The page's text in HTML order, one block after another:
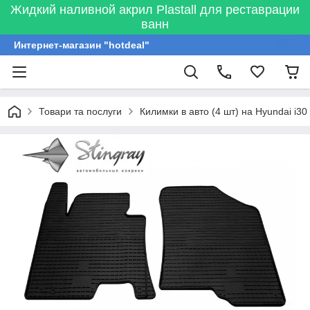
Жидкий наливной акрил Plastall для реставрации
ванн
Интернет-магазин "hotdeal"
Товари та послуги Килимки в авто (4 шт) на Hyundai